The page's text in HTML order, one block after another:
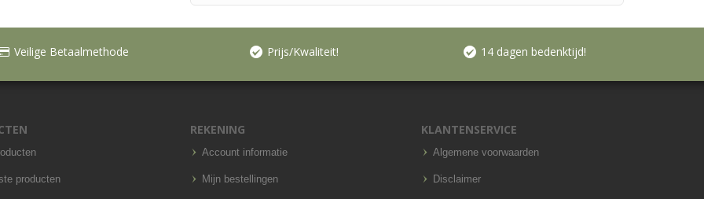
Veilige Betaalmethode Prijs/Kwaliteit! 14 dagen bedenktijd!
producten
REKENING
Account informatie
Mijn bestellingen
KLANTENSERVICE
Algemene voorwaarden
Disclaimer